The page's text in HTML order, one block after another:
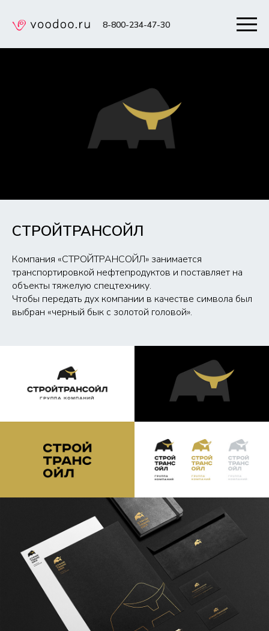
8-800-234-47-30
СТРОЙТРАНСОЙЛ
Компания «СТРОЙТРАНСОЙЛ» занимается
транспортировкой нефтепродуктов и поставляет на
объекты тяжелую спецтехнику.
Чтобы передать дух компании в качестве символа был
выбран «черный бык с золотой головой».